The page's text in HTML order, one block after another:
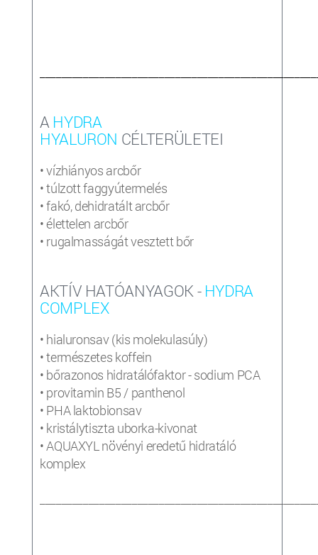
A HYDRA
HYALURON CÉLTERÜLETEI
• vízhiányos arcbőr
• túlzott faggyútermelés
• fakó, dehidratált arcbőr
• élettelen arcbőr
• rugalmasságát vesztett bőr
AKTÍV HATÓANYAGOK - HYDRA
COMPLEX
• hialuronsav (kis molekulasúly)
• természetes koffein
• bőrazonos hidratálófaktor - sodium PCA
• provitamin B5 / panthenol
• PHA laktobionsav
• kristálytiszta uborka-kivonat
• AQUAXYL növényi eredetű hidratáló
komplex